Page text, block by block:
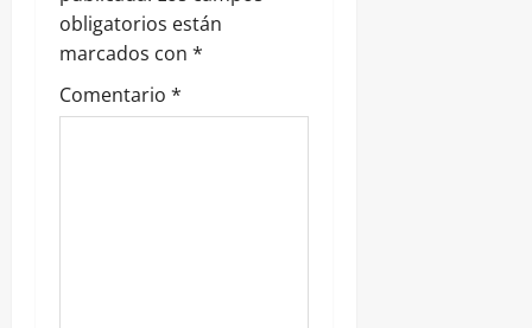
s
obligatorios están
marcados con *
Comentario *